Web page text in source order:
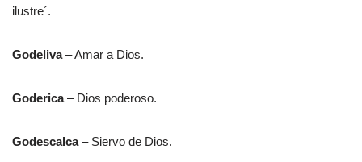
ilustre´.
Godeliva– Amar a Dios.
Goderica– Dios poderoso.
Godescalca– Siervo de Dios.